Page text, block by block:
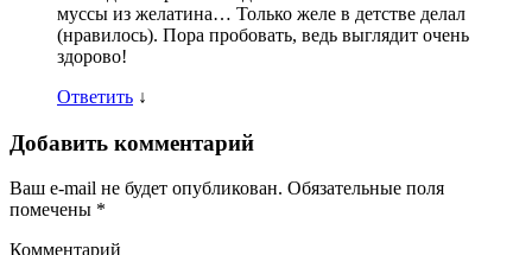
муссы из желатина… Только желе в детстве делал
(нравилось). Пора пробовать, ведь выглядит очень
здорово!
Ответить ↓
Добавить комментарий
Ваш e-mail не будет опубликован. Обязательные поля
помечены *
Комментарий